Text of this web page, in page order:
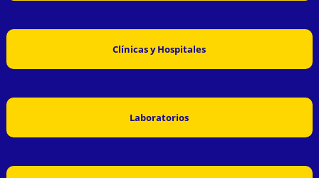
Clínicas y Hospitales
Laboratorios